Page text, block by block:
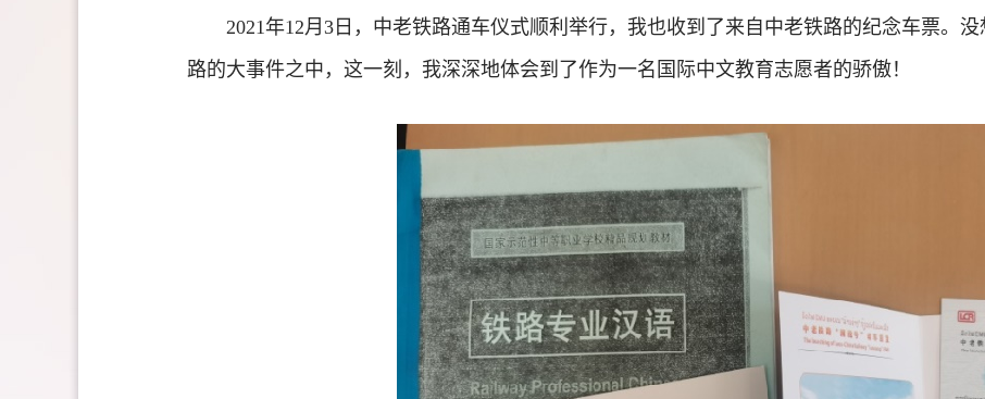
2021年12月3日，中老铁路通车仪式顺利举行，我也收到了来自中老铁路的纪念车票。
路的大事件之中，这一刻，我深深地体会到了作为一名国际中文教育志愿者的骄傲！